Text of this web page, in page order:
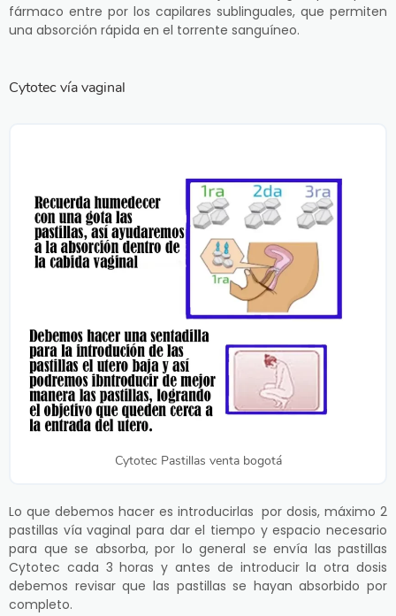
fármaco entre por los capilares sublinguales, que permiten
una absorción rápida en el torrente sanguíneo.
Cytotec vía vaginal
Cytotec Pastillas venta bogotá
Lo que debemos hacer es introducirlas por dosis, máximo 2
pastillas vía vaginal para dar el tiempo y espacio necesario
para que se absorba, por lo general se envía las pastillas
Cytotec cada 3 horas y antes de introducir la otra dosis
debemos revisar que las pastillas se hayan absorbido por
completo.